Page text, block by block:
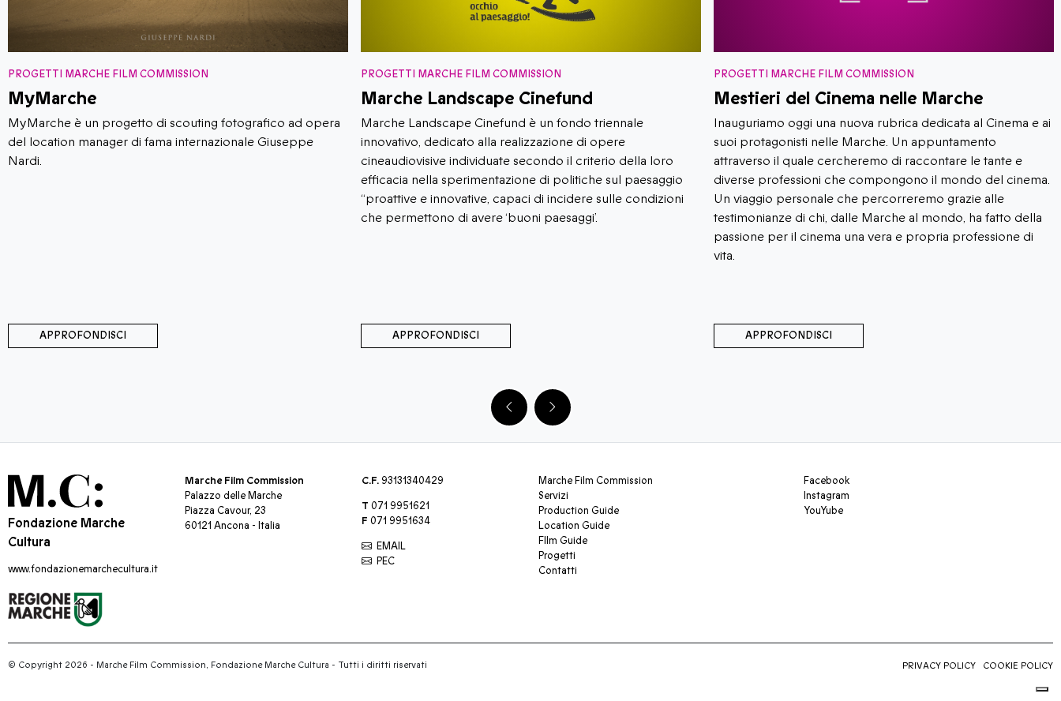
PROGETTI MARCHE FILM COMMISSION
MyMarche
MyMarche è un progetto di scouting fotografico ad opera
del location manager di fama internazionale Giuseppe
Nardi.
APPROFONDISCI
PROGETTI MARCHE FILM COMMISSION
Marche Landscape Cinefund
Marche Landscape Cinefund è un fondo triennale
innovativo, dedicato alla realizzazione di opere
cineaudiovisive individuate secondo il criterio della loro
efficacia nella sperimentazione di politiche sul paesaggio
“proattive e innovative, capaci di incidere sulle condizioni
che permettono di avere ‘buoni paesaggi’.
APPROFONDISCI
PROGETTI MARCHE FILM COMMISSION
Mestieri del Cinema nelle Marche
Inauguriamo oggi una nuova rubrica dedicata al Cinema e ai
suoi protagonisti nelle Marche. Un appuntamento
attraverso il quale cercheremo di raccontare le tante e
diverse professioni che compongono il mondo del cinema.
Un viaggio personale che percorreremo grazie alle
testimonianze di chi, dalle Marche al mondo, ha fatto della
passione per il cinema una vera e propria professione di
vita.
APPROFONDISCI
Fondazione Marche
Cultura
www.fondazionemarchecultura.it
Marche Film Commission
Palazzo delle Marche
Piazza Cavour, 23
60121 Ancona - Italia
C.F.93131340429
T 071 9951621
F 071 9951634
EMAIL
PEC
Marche Film Commission
Servizi
Production Guide
Location Guide
FIlm Guide
Progetti
Contatti
Facebook
Instagram
YouYube
© Copyright 2026 - Marche Film Commission, Fondazione Marche Cultura - Tutti i diritti riservati PRIVACY POLICY COOKIE POLICY